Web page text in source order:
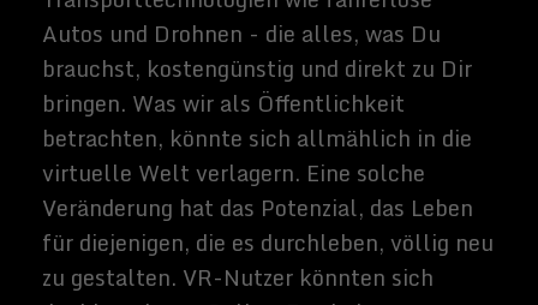
Eine Verstärkung dieser Vorteile durch den
Zugang zu genetisch veränderten Kindern
würde die Gefahr einer weiteren
Verschärfung der bestehenden
Ungleichheit zwischen denjenigen, die sich
solche Behandlungen leisten könnten, und
denjenigen, die dies nicht könnten,
erhöhen. Selbst wenn solche Technologien
in einigen Ländern verboten sind, wenn
andere Länder sie zulassen, könnte es
Möglichkeiten für jeden schaffen, der
genug Geld hat, um sie zu verfolgen.